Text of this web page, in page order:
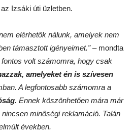
Izsáki úti üzletben.
elérhetők nálunk, amelyek nem
támasztott igényeimet.”– mondta
fontos volt számomra, hogy csak
amelyeket én is szívesen
A legfontosabb számomra a
. Ennek köszönhetően mára már
minőségi reklamáció. Talán
években.